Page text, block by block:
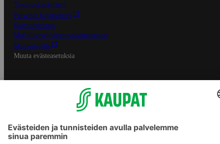
Tietosuojakäytäntö
Palvelun käyttöehdot
Saavutettavuus
Mobiilisovelluksen saavutettavuus
Mainostajalle
Muuta evästeasetuksia
S-ryhmän palvelut
Asiakasomistajuus